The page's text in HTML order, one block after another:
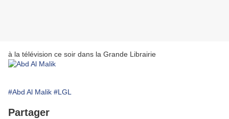
à la télévision ce soir dans la Grande Librairie
#Abd Al Malik #LGL
Partager